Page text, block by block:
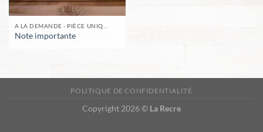
Note importante
POLITIQUE DE CONFIDENTIALITÉ
Copyright 2026 © La Recre